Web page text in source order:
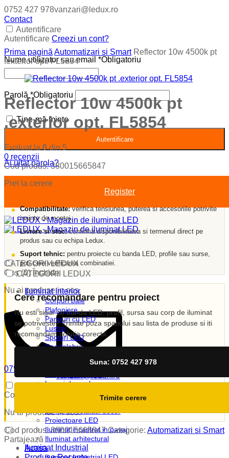
0752 427 978vanzari@ledux.ro
Contact
Autentificare
Autentificare Creezi un cont?
Nume utilizator sau email *Obligatoriu
Parolă *Obligatoriu
Ține-mă minte
Autentificare
Ai uitat parola?
Register
Coș (0)Închide
Nu ai produse in cos.
0752 427 978
vanzari@ledux.ro
00.00lei
Coș (
Nu ai produse in cos.
Acasa
CATEGORII LEDUX
CATEGORII LEDUX
Iluminat Interior
Corpuri baie
Plafoniere
Panouri cu LED
Lustre
Spoturi LED
Candelabre
Lampi de veghe
Iluminat exterior decorativ
Lampi si instalatii decor
Proiectoare LED
Iluminat incastrat in pavaj
Iluminat arhitectural
Iluminat Industrial
Prima pagină Automatizari si Smart Reflector 10w 4500k pt
.exterior opt. FL5854
Reflector 10w 4500k pt
.exterior opt. FL5854
Evaluat la0din 5
0 recenzii
Cod produs: 380015665847
Pret la cerere
Compatibilitate:verifica tensiunea, puterea si accesoriile potrivite
inainte de montaj.
Livrare si stoc:confirma disponibilitatea si termenul direct pe
produs sau cu echipa Ledux.
Suport tehnic: pentru proiecte cu banda LED, profile sau surse,
poti cere verificarea combinatiei.
Cere recomandare pentru proiect
Nu esti sigur ce banda LED, profil, sursa sau corp de iluminat
se potriveste? Trimite poza spatiului sau lista de produse si iti
recomandam solutia corecta.
Suna: 0752 427 978
Trimite cerere
Cod produs:380015665847 Categorie: Automatizari si Smart
Partajează :